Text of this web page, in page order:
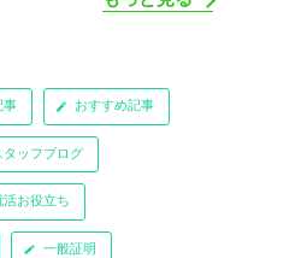
事 おすすめ記事
タッフブログ
活お役立ち
一般証明